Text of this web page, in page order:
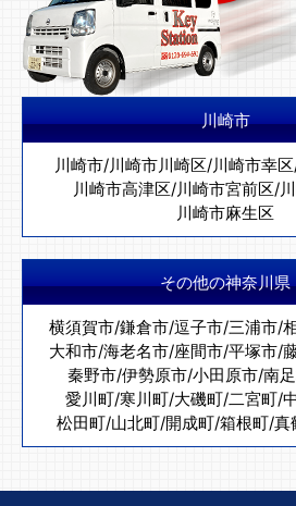
川崎市
川崎市/川崎市川崎区/川崎市幸区
川崎市高津区/川崎市宮前区/
川崎市麻生区
その他の神奈川県
横須賀市/鎌倉市/逗子市/三浦市/
大和市/海老名市/座間市/平塚市/
秦野市/伊勢原市/小田原市/南
愛川町/寒川町/大磯町/二宮町/
松田町/山北町/開成町/箱根町/真